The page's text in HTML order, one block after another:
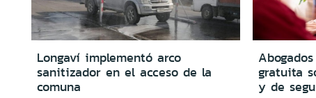
Longaví implementó arco
sanitizador en el acceso de la
comuna
gratuita
y de